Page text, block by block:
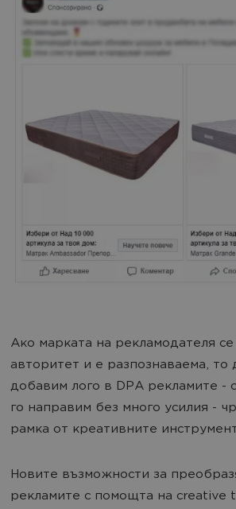
Ако марката на рекламодателя се
авторитет и е разпознаваема,
добавим лого в DPA рекламите -
го направим без много усилия -
рамка от креативните
Новите възможности за
рекламите с помощта на creative